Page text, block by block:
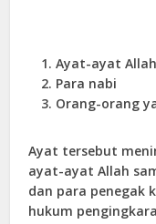
Ayat-ayat Allah
Para nabi
Orang-orang
Ayat tersebut
ayat-ayat Allah
dan para penegak
hukum